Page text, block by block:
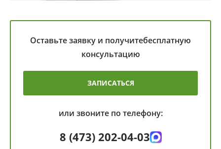
Оставьте заявку и получитебесплатную
консультацию
ЗАПИСАТЬСЯ
или звоните по телефону:
8 (473) 202-04-03